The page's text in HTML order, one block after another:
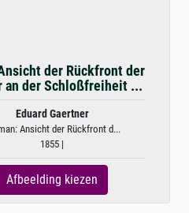
der Rückfront der
an der Schloßfreiheit ...
Eduard Gaertner
Ansicht der Rückfront d...
1855 |
Afbeelding kiezen